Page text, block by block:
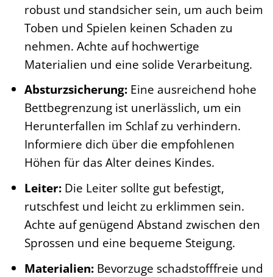
robust und standsicher sein, um auch beim
Toben und Spielen keinen Schaden zu
nehmen. Achte auf hochwertige
Materialien und eine solide Verarbeitung.
Absturzsicherung: Eine ausreichend hohe
Bettbegrenzung ist unerlässlich, um ein
Herunterfallen im Schlaf zu verhindern.
Informiere dich über die empfohlenen
Höhen für das Alter deines Kindes.
Leiter: Die Leiter sollte gut befestigt,
rutschfest und leicht zu erklimmen sein.
Achte auf genügend Abstand zwischen den
Sprossen und eine bequeme Steigung.
Materialien: Bevorzuge schadstofffreie und